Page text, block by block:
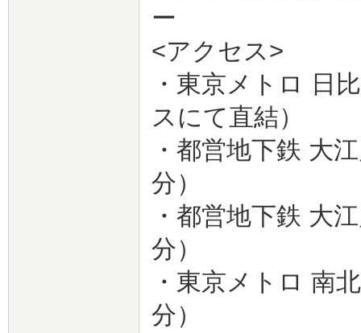
ー
<アクセス>
・東京メトロ 日
スにて直結）
・都営地下鉄 大
分）
・都営地下鉄 大
分）
・東京メトロ 南
分）